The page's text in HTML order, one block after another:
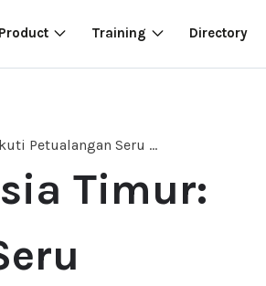
Product Training Directory
Menjelajahi Indonesia Timur: Ikuti Petualangan Seru Re.Search Mengenal OMS di Makassar!
Timur: